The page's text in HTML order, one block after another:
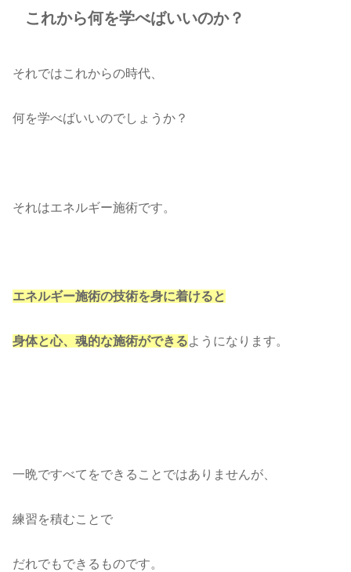
これから何を学べばいいのか？
それではこれからの時代、
何を学べばいいのでしょうか？
それはエネルギー施術です。
エネルギー施術の技術を身に着けると
身体と心、魂的な施術ができるようになります。
一晩ですべてをできることではありませんが、
練習を積むことで
だれでもできるものです。